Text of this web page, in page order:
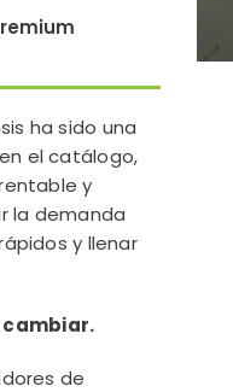
ha sido una
el catálogo,
y
la demanda
y llenar
cambiar.
de